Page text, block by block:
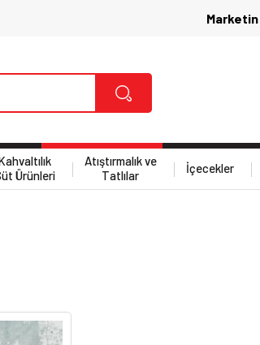
Marketin
Ürünleri
Atıştırmalık ve
Tatlılar
İçecekler